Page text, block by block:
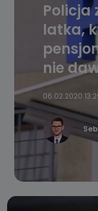
Policja
latka,
nie
06.02.2020